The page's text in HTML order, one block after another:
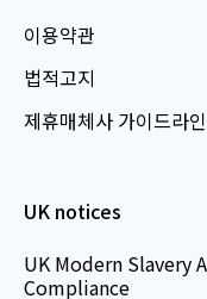
이용약관
법적고지
제휴매체사 가이드라인
UK notices
UK Modern Slavery
Compliance